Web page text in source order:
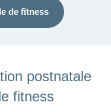
de fitness
postnatale
fitness